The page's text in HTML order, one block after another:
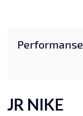
Performanse
JR NIKE